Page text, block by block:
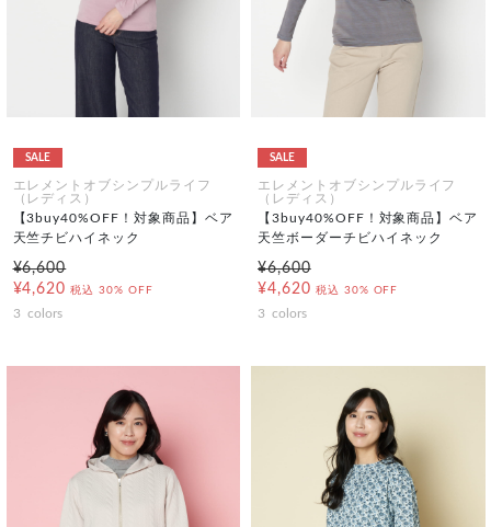
SALE
エレメントオブシンプルライフ
（レディス）
【3buy40%OFF！対象商品】ベア
天竺チビハイネック
¥6,600
¥4,620 税込 30% OFF
3 colors
SALE
エレメントオブシンプルライフ
（レディス）
【3buy40%OFF！対象商品】ベア
天竺ボーダーチビハイネック
¥6,600
¥4,620 税込 30% OFF
3 colors